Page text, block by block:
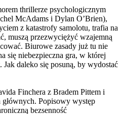
thrillerze psychologicznym
McAdams i Dylan O’Brien),
z katastrofy samolotu, trafia na
muszą przezwyciężyć wzajemną
Biurowe zasady już tu nie
się niebezpieczna gra, w której
Jak daleko się posuną, by wydostać
Finchera z Bradem Pittem i
Popisowy występ
bezsenność